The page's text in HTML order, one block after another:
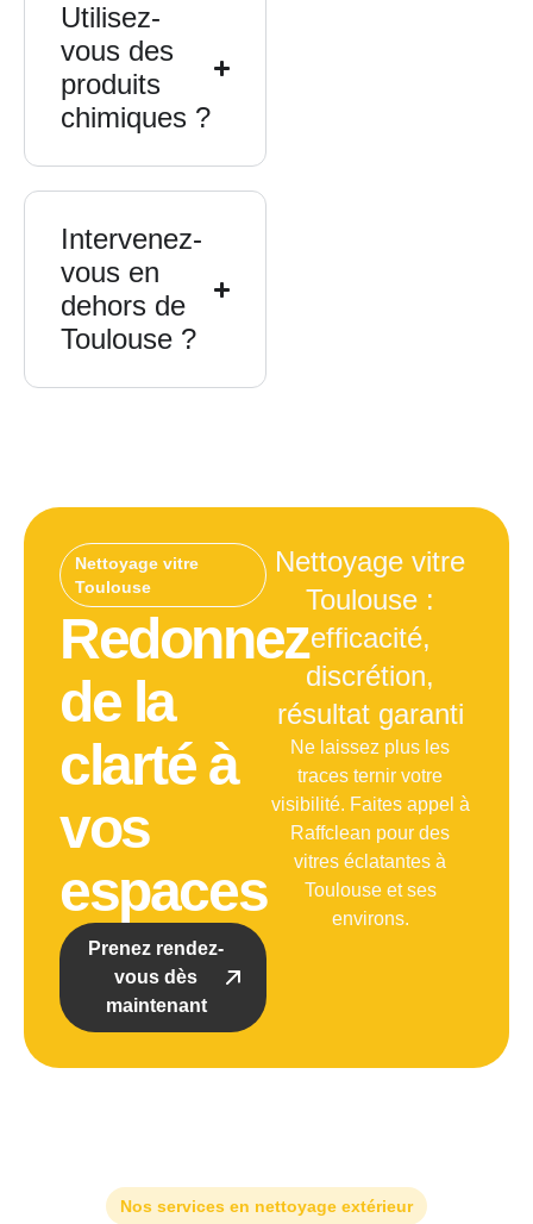
Utilisez-
vous des
produits
chimiques ?
Intervenez-
vous en
dehors de
Toulouse ?
Nettoyage vitre
Toulouse
Redonnez
de la
clarté à
vos
espaces
Prenez rendez-
vous dès
maintenant
Nettoyage vitre
Toulouse :
efficacité,
discrétion,
résultat garanti
Ne laissez plus les
traces ternir votre
visibilité. Faites appel à
Raffclean pour des
vitres éclatantes à
Toulouse et ses
environs.
Nos services en nettoyage extérieur